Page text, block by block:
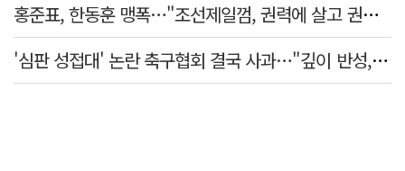
홍준표, 한동훈 맹폭…"조선제일껌, 권력에 살고 권력에 죽었다"
'심판 성접대' 논란 축구협회 결국 사과…"깊이 반성, 쇄신하겠다"